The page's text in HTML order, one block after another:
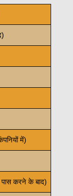
में)
पास करने के बाद)